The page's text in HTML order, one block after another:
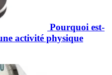
Pourquoi est-
activité physique